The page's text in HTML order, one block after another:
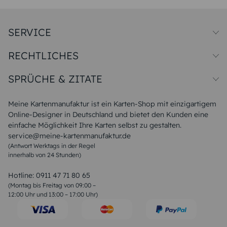
Meine Kartenmanufaktur ist ein Karten-Shop mit einzigartigem
Online-Designer in Deutschland und bietet den Kunden eine
einfache Möglichkeit Ihre Karten selbst zu gestalten.
service@meine-kartenmanufaktur.de
(Antwort Werktags in der Regel
innerhalb von 24 Stunden)
Hotline: 0911 47 71 80 65
(Montag bis Freitag von 09:00 –
12:00 Uhr und 13:00 – 17:00 Uhr)
SERVICE
Papiersorten
Unsere Produktion
Magazin
FAQ
RECHTLICHES
Widerrufsbelehrung
SPRÜCHE & ZITATE
Liebeskummer Sprüche
Sommer Sprüche
Muttertagssprüche
Sprüche zur Hochzeit
Sprüche zur Konfirmation & Kommunion
Weihnachtsgedichte
Liebessprüche
Geburtstagssprüche
Trauersprüche
Konfirmation Glückwünsche